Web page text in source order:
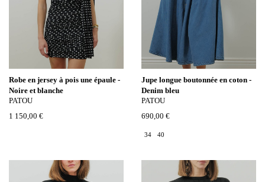
Robe en jersey à pois une épaule -
Noire et blanche
PATOU
1 150,00 €
Jupe longue boutonnée en coton -
Denim bleu
PATOU
690,00 €
34 40